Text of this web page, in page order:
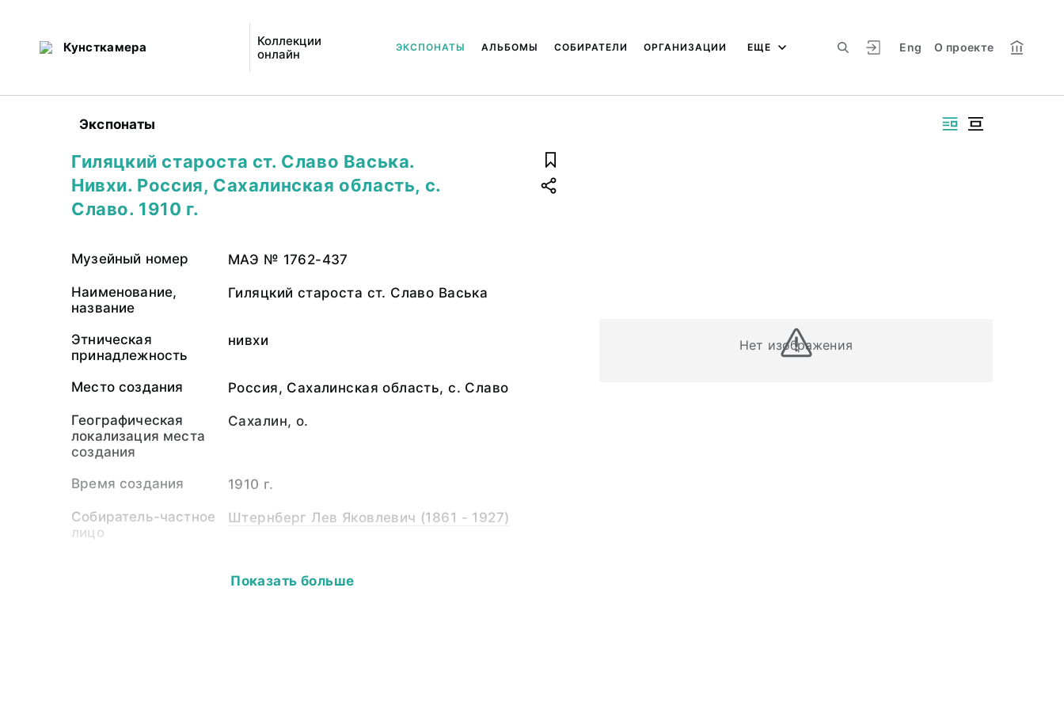
Кунсткамера
Коллекции
онлайн
Eng О проекте
ЭКСПОНАТЫ АЛЬБОМЫ СОБИРАТЕЛИ ОРГАНИЗАЦИИ ЕЩЕ
Экспонаты
Нет изображения
Гиляцкий староста ст. Славо Васька.
Нивхи. Россия, Сахалинская область, с.
Славо. 1910 г.
Музейный номер МАЭ № 1762-437
Наименование,
название
Гиляцкий староста ст. Славо Васька
Этническая
принадлежность
нивхи
Место создания Россия, Сахалинская область, с. Славо
Географическая
локализация места
создания
Сахалин, о.
Время создания 1910 г.
Собиратель-частное
лицо
Штернберг Лев Яковлевич (1861 - 1927)
пластина
Показать больше